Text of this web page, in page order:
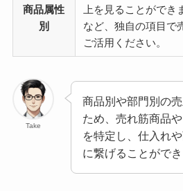
商品属性
別
上を見ることができ
など、独自の項目で
ご活用ください。
Take
商品別や部門別の
ため、売れ筋商品
を特定し、仕入れ
に繋げることができ